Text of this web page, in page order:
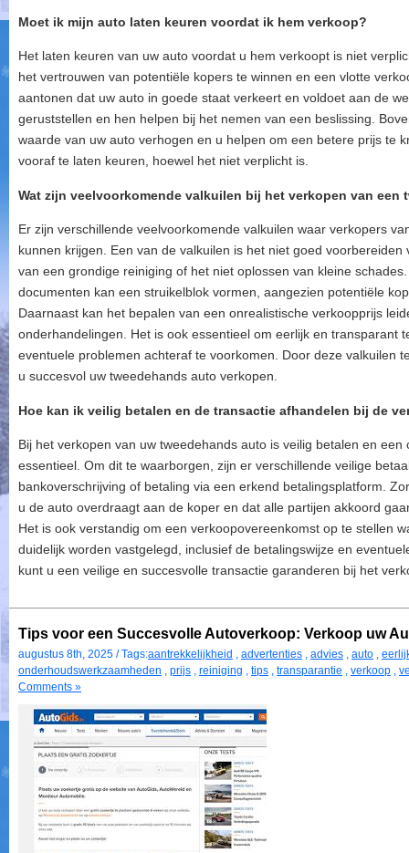
Moet ik mijn auto laten keuren voordat ik hem verkoop?
Het laten keuren van uw auto voordat u hem verkoopt is niet
het vertrouwen van potentiële kopers te winnen en een vlotte
aantonen dat uw auto in goede staat verkeert en voldoet aan de
geruststellen en hen helpen bij het nemen van een beslissing.
waarde van uw auto verhogen en u helpen om een betere prijs te
vooraf te laten keuren, hoewel het niet verplicht is.
Wat zijn veelvoorkomende valkuilen bij het verkopen van een
Er zijn verschillende veelvoorkomende valkuilen waar verkopers
kunnen krijgen. Een van de valkuilen is het niet goed
van een grondige reiniging of het niet oplossen van kleine
documenten kan een struikelblok vormen, aangezien potentiële
Daarnaast kan het bepalen van een onrealistische verkoopprijs
onderhandelingen. Het is ook essentieel om eerlijk en transparant
eventuele problemen achteraf te voorkomen. Door deze valkuilen
u succesvol uw tweedehands auto verkopen.
Hoe kan ik veilig betalen en de transactie afhandelen bij de
Bij het verkopen van uw tweedehands auto is veilig betalen en
essentieel. Om dit te waarborgen, zijn er verschillende veilige
bankoverschrijving of betaling via een erkend betalingsplatform.
u de auto overdraagt aan de koper en dat alle partijen akkoord
Het is ook verstandig om een verkoopovereenkomst op te stellen
duidelijk worden vastgelegd, inclusief de betalingswijze en
kunt u een veilige en succesvolle transactie garanderen bij het
Tips voor een Succesvolle Autoverkoop: Verkoop uw
augustus 8th, 2025 / Tags:aantrekkelijkheid , advertenties , advies , auto ,
onderhoudswerkzaamheden , prijs , reiniging , tips , transparantie , verkoop ,
Comments »